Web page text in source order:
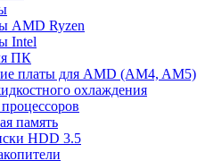
AMD Ryzen
Intel
ПК
платы для AMD (AM4, AM5)
охлаждения
память
HDD 3.5